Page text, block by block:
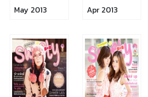
May 2013 Apr 2013